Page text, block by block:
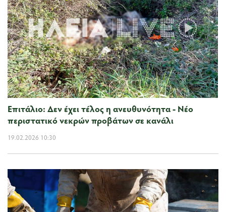
Επιτάλιο: Δεν έχει τέλος η ανευθυνότητα - Νέο
περιστατικό νεκρών προβάτων σε κανάλι
19.02.2026 10:30